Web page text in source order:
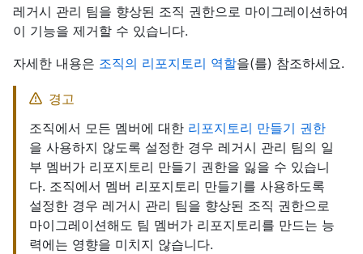
레거시 관리 팀을 향상된 조직 권한으로 마이그레이션하여
이 기능을 제거할 수 있습니다.
자세한 내용은 조직의 리포지토리 역할을(를) 참조하세요.
경고
조직에서 모든 멤버에 대한 리포지토리 만들기 권한
을 사용하지 않도록 설정한 경우 레거시 관리 팀의 일
부 멤버가 리포지토리 만들기 권한을 잃을 수 있습니
다. 조직에서 멤버 리포지토리 만들기를 사용하도록
설정한 경우 레거시 관리 팀을 향상된 조직 권한으로
마이그레이션해도 팀 멤버가 리포지토리를 만드는 능
력에는 영향을 미치지 않습니다.